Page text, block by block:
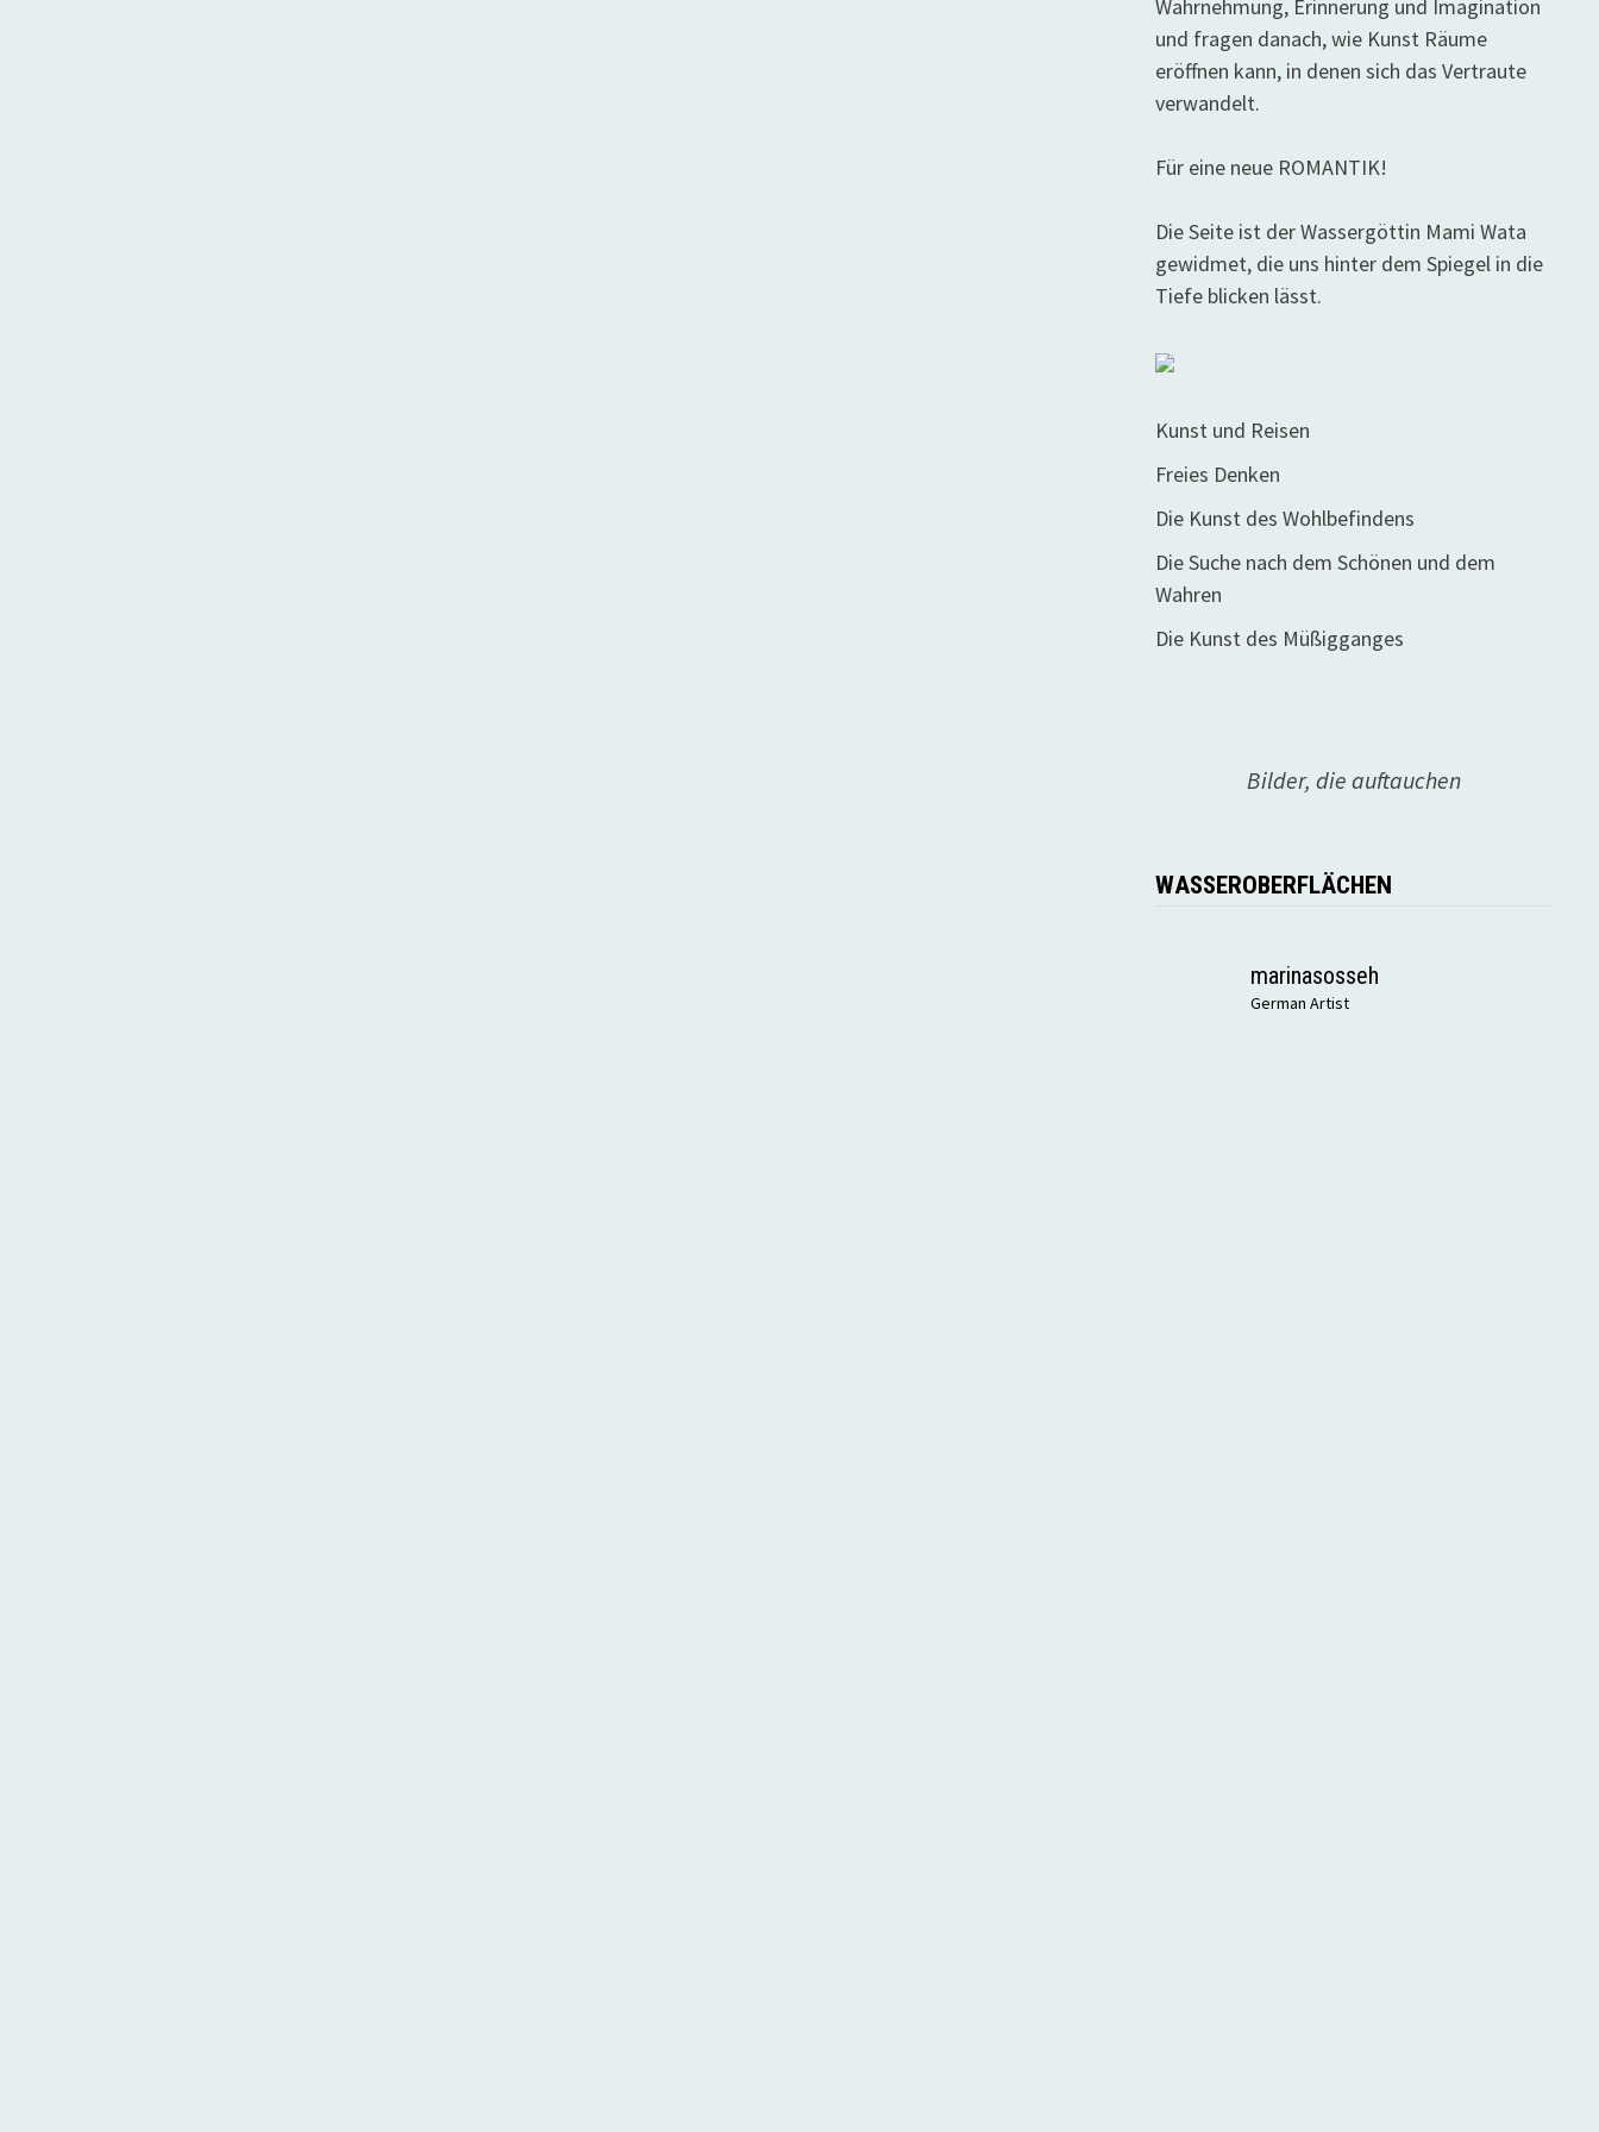
Wahrnehmung, Erinnerung und Imagination
und fragen danach, wie Kunst Räume
eröffnen kann, in denen sich das Vertraute
verwandelt.
Für eine neue ROMANTIK!
Die Seite ist der Wassergöttin Mami Wata
gewidmet, die uns hinter dem Spiegel in die
Tiefe blicken lässt.
Kunst und Reisen
Freies Denken
Die Kunst des Wohlbefindens
Die Suche nach dem Schönen und dem
Wahren
Die Kunst des Müßigganges
Bilder, die auftauchen
WASSEROBERFLÄCHEN
marinasosseh
German Artist